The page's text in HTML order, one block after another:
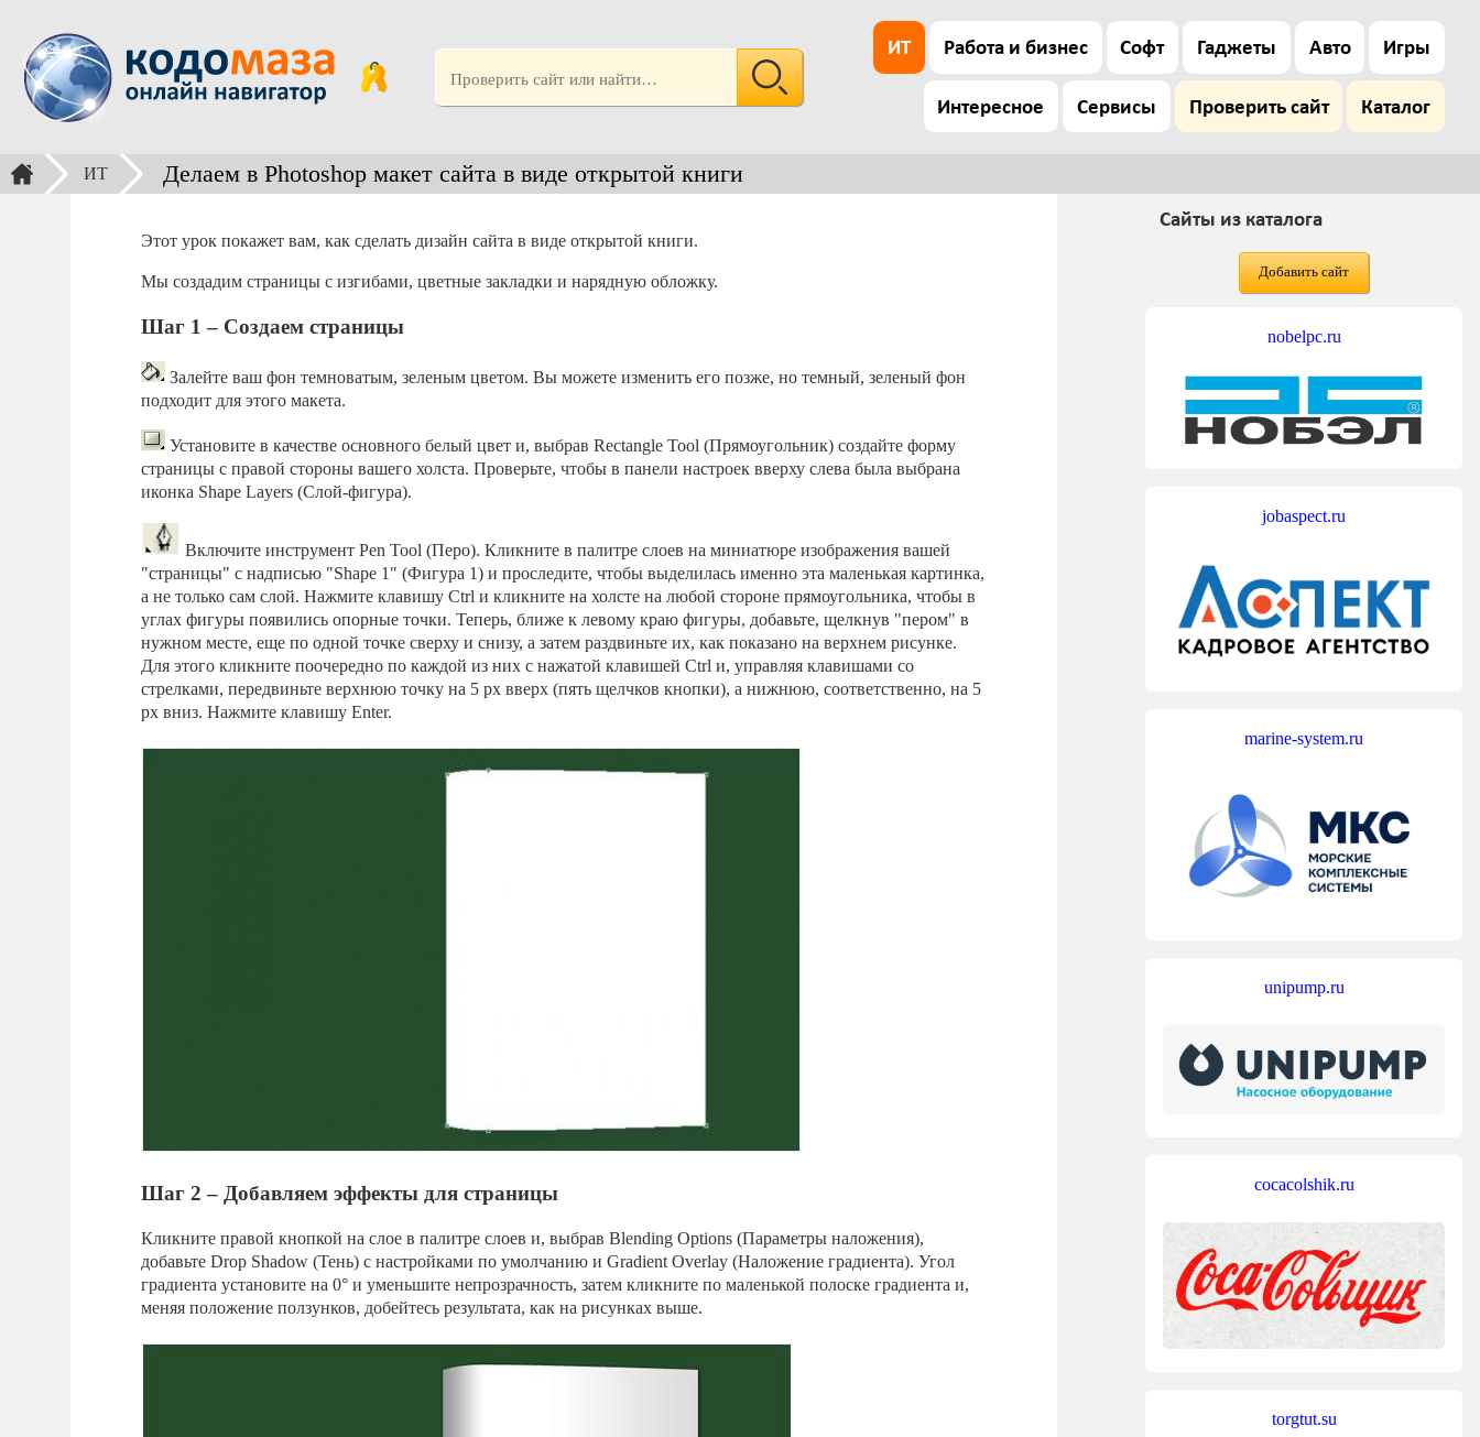
ИТ Работа и бизнес Софт Гаджеты Авто Игры
Интересное Сервисы Проверить сайт Каталог
ИТ Делаем в Photoshop макет сайта в виде открытой книги
Этот урок покажет вам, как сделать дизайн сайта в виде открытой книги.
Мы создадим страницы с изгибами, цветные закладки и нарядную обложку.
Шаг 1 – Создаем страницы
Залейте ваш фон темноватым, зеленым цветом. Вы можете изменить его позже, но темный, зеленый фон
подходит для этого макета.
Установите в качестве основного белый цвет и, выбрав Rectangle Tool (Прямоугольник) создайте форму
страницы с правой стороны вашего холста. Проверьте, чтобы в панели настроек вверху слева была выбрана
иконка Shape Layers (Слой-фигура).
Включите инструмент Pen Tool (Перо). Кликните в палитре слоев на миниатюре изображения вашей
"страницы" с надписью "Shape 1" (Фигура 1) и проследите, чтобы выделилась именно эта маленькая картинка,
а не только сам слой. Нажмите клавишу Ctrl и кликните на холсте на любой стороне прямоугольника, чтобы в
углах фигуры появились опорные точки. Теперь, ближе к левому краю фигуры, добавьте, щелкнув "пером" в
нужном месте, еще по одной точке сверху и снизу, а затем раздвиньте их, как показано на верхнем рисунке.
Для этого кликните поочередно по каждой из них с нажатой клавишей Ctrl и, управляя клавишами со
стрелками, передвиньте верхнюю точку на 5 рх вверх (пять щелчков кнопки), а нижнюю, соответственно, на 5
рх вниз. Нажмите клавишу Enter.
Шаг 2 – Добавляем эффекты для страницы
Кликните правой кнопкой на слое в палитре слоев и, выбрав Blending Options (Параметры наложения),
добавьте Drop Shadow (Тень) с настройками по умолчанию и Gradient Overlay (Наложение градиента). Угол
градиента установите на 0° и уменьшите непрозрачность, затем кликните по маленькой полоске градиента и,
меняя положение ползунков, добейтесь результата, как на рисунках выше.
Сайты из каталога
Добавить сайт
nobelpc.ru
jobaspect.ru
marine-system.ru
unipump.ru
cocacolshik.ru
torgtut.su